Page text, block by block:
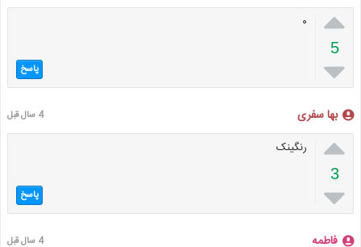

5

۰
پاسخ
بها سفری 4 سال قبل

3

رنگینک
پاسخ
فاطمه 4 سال قبل